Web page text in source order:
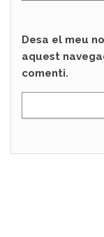
Desa el meu
aquest
comenti.